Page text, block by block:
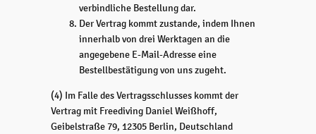
verbindliche Bestellung dar.
Der Vertrag kommt zustande, indem Ihnen
innerhalb von drei Werktagen an die
angegebene E-Mail-Adresse eine
Bestellbestätigung von uns zugeht.
(4) Im Falle des Vertragsschlusses kommt der
Vertrag mit Freediving Daniel Weißhoff,
Geibelstraße 79, 12305 Berlin, Deutschland